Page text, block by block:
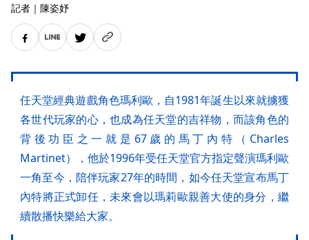
記者 ｜ 陳姿妤
任天堂經典遊戲角色瑪利歐，自1981年誕生以來就擄獲
各世代玩家的心，也成為任天堂的吉祥物，而該角色的
背後功臣之一就是67歲的馬丁內特（Charles
Martinet），他於1996年受任天堂官方指定聲演瑪利歐
一角至今，陪伴玩家27年的時間，如今任天堂宣布馬丁
內特將正式卸任，未來會以瑪莉歐親善大使的身分，繼
續散播快樂給大家。